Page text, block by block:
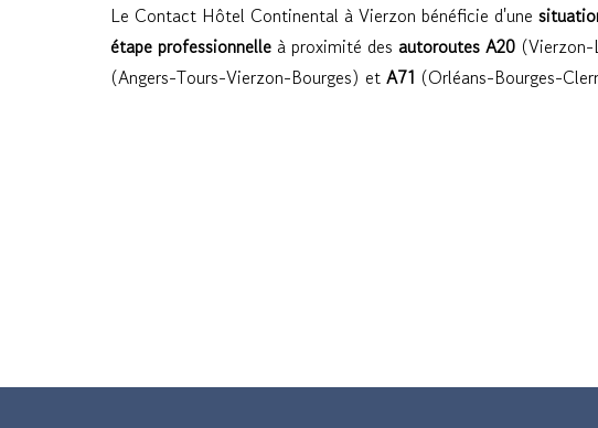
Le Contact Hôtel Continental à Vierzon bénéficie d'une
étape professionnelle à proximité des autoroutes A20
(Angers-Tours-Vierzon-Bourges) et A71 (Orléans-Bourges-